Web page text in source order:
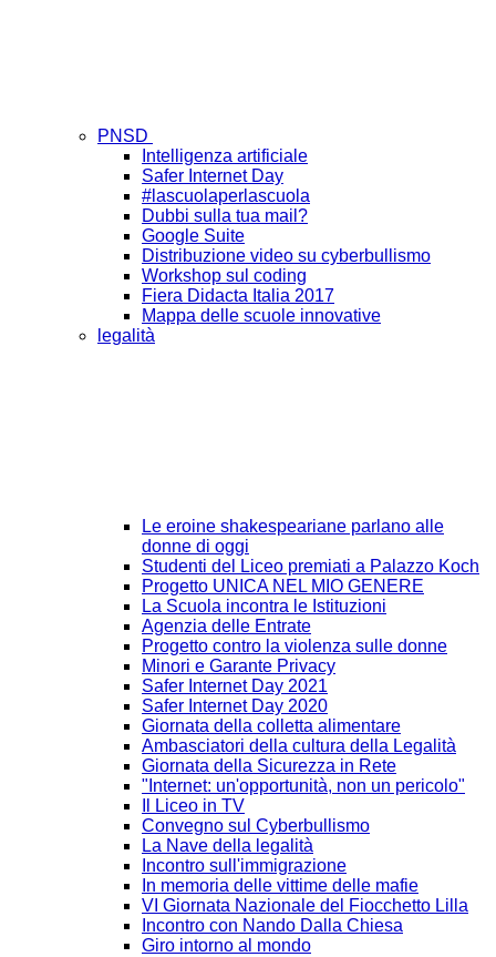
PNSD
Intelligenza artificiale
Safer Internet Day
#lascuolaperlascuola
Dubbi sulla tua mail?
Google Suite
Distribuzione video su cyberbullismo
Workshop sul coding
Fiera Didacta Italia 2017
Mappa delle scuole innovative
legalità
Le eroine shakespeariane parlano alle
donne di oggi
Studenti del Liceo premiati a Palazzo Koch
Progetto UNICA NEL MIO GENERE
La Scuola incontra le Istituzioni
Agenzia delle Entrate
Progetto contro la violenza sulle donne
Minori e Garante Privacy
Safer Internet Day 2021
Safer Internet Day 2020
Giornata della colletta alimentare
Ambasciatori della cultura della Legalità
Giornata della Sicurezza in Rete
"Internet: un'opportunità, non un pericolo"
Il Liceo in TV
Convegno sul Cyberbullismo
La Nave della legalità
Incontro sull'immigrazione
In memoria delle vittime delle mafie
VI Giornata Nazionale del Fiocchetto Lilla
Incontro con Nando Dalla Chiesa
Giro intorno al mondo